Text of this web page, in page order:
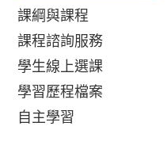
課綱與課程
課程諮詢服務
學生線上選課
學習歷程檔案
自主學習